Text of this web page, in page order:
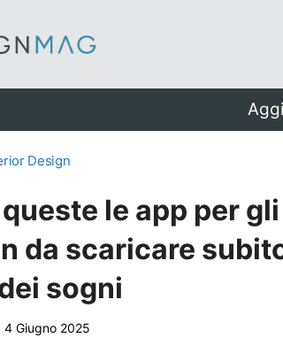
Design
le app per
da scaricare
sogni
4 Giugno 2025